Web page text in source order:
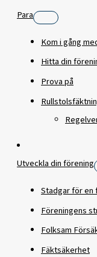
Para
Kom i gång
Hitta din
Prova på
Utveckla din förening
Stadgar för en
Föreningens
Folksam
Fäktsäkerhet